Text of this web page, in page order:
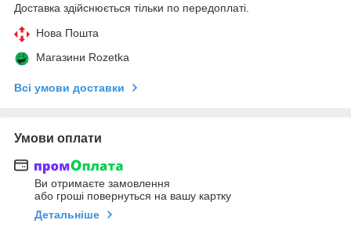
Доставка здійснюється тільки по передоплаті.
Нова Пошта
Магазини Rozetka
Всі умови доставки
Умови оплати
Ви отримаєте замовлення
або гроші повернуться на вашу картку
Детальніше